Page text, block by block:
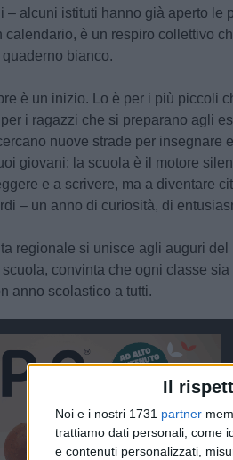
Il
Noi e i nostri 1731 partner
trattiamo dati personali, come
e contenuti personalizzati,
– alcuni istituti hanno già aperto le
calendario, è un respiro collettivo
bianco.
è un inizio. Lo è per i più piccoli
i ragazzi che si preparano agli
nuove strade per insegnare
giovani: la scuola è il motore
e a scrivere, ma a diventare
– un anno di curiosità, di
regionale si unisce agli auguri
convinta che ogni classe
anno scolastico a tutti.